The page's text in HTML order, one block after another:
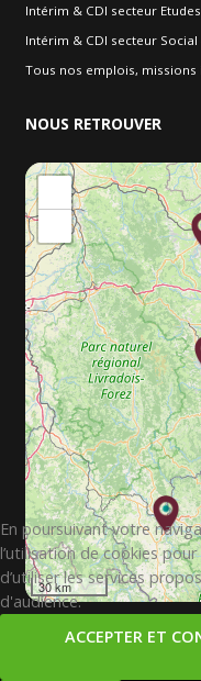
Intérim & CDI secteur
Intérim & CDI secteur
Tous nos emplois, missions
NOUS RETROUVER
30 km
En poursuivant votre
l’utilisation de cookies
d’utiliser les services
d'audience.
ACCEPTER ET